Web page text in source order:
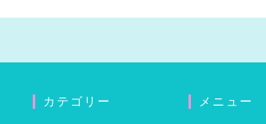
カテゴリー メニュー